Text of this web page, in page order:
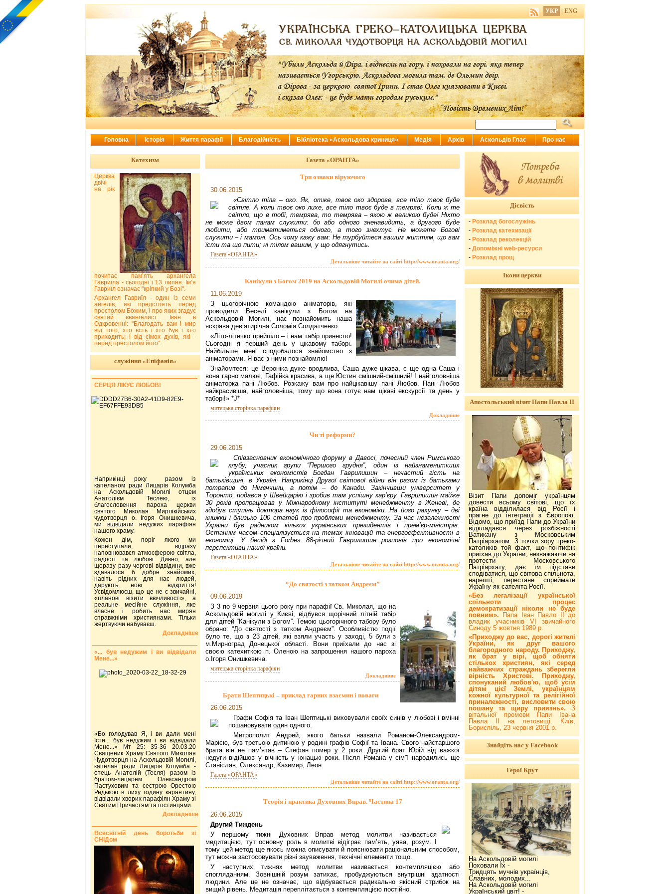
Газета «ОРАНТА»
Три ознаки віруючого
30.06.2015
«Світло тіла – око. Як, отже, твоє око здорове, все тіло твоє буде
світле. А коли твоє око лихе, все тіло твоє буде в темряві. Коли ж те
світло, що в тобі, темрява, то темрява – якою ж великою буде! Ніхто
не може двом панам служити: бо або одного зненавидить, а другого буде
любити, або триматиметься одного, а того знехтує. Не можете Богові
служити – і мамоні. Ось чому кажу вам: Не турбуйтеся вашим життям, що вам
їсти та що пити; ні тілом вашим, у що одягнутись.
Газета «ОРАНТА»
Детальніше читайте на сайті http://www.oranta.org/
Канікули з Богом 2019 на Аскольдовій Могилі очима дітей.
11.06.2019
З цьогорічною командою аніматорів, які
проводили Веселі канікули з Богом на
Аскольдовій Могилі, нас познайомить наша
яскрава дев’ятирічна Соломія Солдатченко:
«Літо-літечко прийшло – і нам табір принесло!
Сьогодні я перший день у цікавому таборі.
Найбільше мені сподобалося знайомство з
аніматорами. Я вас з ними познайомлю!
Знайомтеся: це Вероніка дуже вродлива, Саша дуже цікава, є ще одна Саша і
вона гарно малює, Гафійка красива, а ще Юстин смішний-смішний! І найголовніша
аніматорка пані Любов. Розкажу вам про найцікавішу пані Любов. Пані Любов
найкрасивіша, найголовніша, тому що вона готує нам цікаві екскурсії та день у
таборі!» *J*
митецька сторінка парафіян
Докладніше
Чи ті реформи?
29.06.2015
Співзасновник економічного форуму в Давосі, почесний член Римського
клубу, учасник групи “Першого грудня”, один із найзнаменитіших
українських економістів Богдан Гаврилишин – нечастий гість на
батьківщині, в Україні. Наприкінці Другої світової війни він разом із батьками
потрапив до Німеччини, а потім – до Канади. Закінчивши університет у
Торонто, подався у Швейцарію і зробив там успішну кар’єру. Гаврилишин майже
30 років пропрацював у Міжнародному інституті менеджменту в Женеві, де
здобув ступінь доктора наук із філософії та економіки. На його рахунку – дві
книжки і близько 100 статей про проблеми менеджменту. За час незалежності
України був радником кількох українських президентів і прем’єр-міністрів.
Останнім часом спеціалізується на темах інновацій та енергоефективності в
економіці. У бесіді з Forbes 88-річний Гаврилишин розповів про економічні
перспективи нашої країни.
Газета «ОРАНТА»
Детальніше читайте на сайті http://www.oranta.org/
“До святості з татком Андреєм”
09.06.2019
З 3 по 9 червня цього року при парафії Св. Миколая, що на
Аскольдовій могилі у Києві, відбувся щорічний літній табір
для дітей “Канікули з Богом”. Темою цьогорічного табору було
обрано: “До святості з татком Андреєм”. Особливістю події
було те, що з 23 дітей, які взяли участь у заході, 5 були з
м.Мирноград Донецької області. Вони приїхали до нас зі
своєю катехиткою п. Оленою на запрошення нашого пароха
о.Ігоря Онишкевича.
митецька сторінка парафіян
Докладніше
Брати Шептицькі – приклад гарних взаємин і поваги
26.06.2015
Графи Софія та Іван Шептицькі виховували своїх синів у любові і вмінні
пошановувати один одного.
Митрополит Андрей, якого батьки назвали Романом-Олександром-
Марією, був третьою дитиною у родині графів Софії та Івана. Свого найстаршого
брата він не пам’ятав – Стефан помер у 2 роки. Другий брат Юрій від важкої
недуги відійшов у вічність у юнацькі роки. Після Романа у сім’ї народились ще
Станіслав, Олександр, Казимир, Леон.
Газета «ОРАНТА»
Детальніше читайте на сайті http://www.oranta.org/
Теорія і практика Духовних Вправ. Частина 17
26.06.2015
Другий Тиждень
У першому тижні Духовних Вправ метод молитви називається
медитацією, тут основну роль в молитві відіграє пам’ять, уява, розум. І
тому цей метод ще якось можна описувати й пояснювати раціональним способом,
тут можна застосовувати різні зауваження, технічні елементи тощо.
У наступних тижнях метод молитви називається контемпляцією або
спогляданням. Зовнішній розум затихає, пробуджуються внутрішні здатності
людини. Але це не означає, що відбувається радикально якісний стрибок на
вищий рівень. Медитація переплітається з контемпляцією постійно.
Катехизм
Церква
двічі
на рік
почитає пам’ять архангела
Гавриїла - сьогодні і 13 липня. Ім’я
Гавриїл означає "кріпкий у Бозі".
Архангел Гавриїл - один із семи
ангелів, які предстоять перед
престолом Божим, і про яких згадує
святий євангелист Іван в
Одкровенні: "Благодать вам і мир
від того, хто єсть і хто був і хто
приходить; і від сімох духів, які -
перед престолом його".
служіння «Епіфанія»
СЕРЦЯ ЛІКУЄ ЛЮБОВ!
Наприкінці року разом із
капеланом ради Лицарів Колумба
на Аскольдовій Могилі отцем
Анатолієм Теслею, із
благословення пароха церкви
святого Миколая Мирлікійських
чудотворця о. Ігоря Онишкевича,
ми відвідали недужих парафіян
нашого храму.
Кожен дім, поріг якого ми
переступали, відразу
наповнювався атмосферою світла,
радості та любові. Дивно, але
щоразу разу чергові відвідини, вже
здавалося б добре знайомих,
навіть рідних для нас людей,
дарують нові відкриття!
Усвідомлюєш, що це не є звичайні,
«планові візити ввічливості», а
реальне месійне служіння, яке
власне і робить нас мирян
справжніми християнами. Тільки
жертвуючи набуваєш.
Докладніше
«... був недужим і ви відвідали
Мене...»
«Бо голодував Я, і ви дали мені
їсти... був недужим і ви відвідали
Мене...» Мт 25: 35-36 20.03.20
Священик Храму Святого Миколая
Чудотворця на Аскольдовій Могилі,
капелан ради Лицарів Колумба -
отець Анатолій (Тесля) разом із
братом-лицарем Олександром
Пастуховим та сестрою Орестою
Редькою в лиху годину карантину,
відвідали хворих парафіян Храму зі
Святим Причастям та гостинцями.
Докладніше
Всесвітній день боротьби зі
СНІДом
Дієвість
- Розклад богослужінь
- Розклад катехизації
- Розклад реколекцій
- Допоміжні web-ресурси
- Розклад прощ
Ікони церкви
Апостольський візит Папи Павла ІІ
Візит Папи допоміг українцям
довести всьому світові, що їх
країна відділилася від Росії і
прагне до інтеграції з Європою.
Відомо, що приїзд Папи до України
відкладався через розбіжності
Ватикану з Московським
Патріархатом. З точки зору греко-
католиків той факт, що понтифік
приїхав до України, незважаючи на
протести Московського
Патріархату, дає їм підстави
сподіватися, що світова спільнота,
нарешті, перестане сприймати
Україну як сателіта Росії.
«Без легалізації української
спільноти процес
демократизації ніколи не буде
повним».
Папа Іван Павло ІІ до
владик учасників VI звичайного
Синоду 5 жовтня 1989 р.
«Приходжу до вас, дорогі жителі
України, як друг вашого
благородного народу. Приходжу,
як брат у вірі, щоб обняти
стількох християн, які серед
найважчих страждань зберегли
вірність Христові. Приходжу,
спонуканий любов'ю, щоб усім
дітям цієї Землі, українцям
кожної культурної та релігійної
приналежності, висловити свою
пошану та щиру приязнь». З
вітальної промови Папи Івана
Павла ІІ на летовищі. Київ,
Бориспіль, 23 червня 2001 р.
Знайдіть нас у Facebook
Герої Крут
На Аскольдовій могилі
Поховали їх -
Тридцять мучнів українців,
Славних, молодих...
На Аскольдовій могилі
Український цвіт! -
УКР ENG
Головна Історія Життя парафії Благодійність Бібліотека «Аскольдова криниця» Медія Архів Аскольдів Глас Про нас